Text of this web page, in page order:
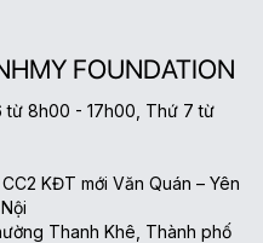
FOUNDATION
từ 8h00 - 17h00, Thứ 7 từ
KĐT mới Văn Quán – Yên
Thanh Khê, Thành phố